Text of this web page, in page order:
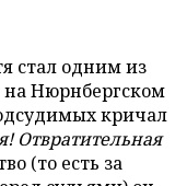
стал одним из
на Нюрнбергском
кричал
Отвратительная
(то есть за